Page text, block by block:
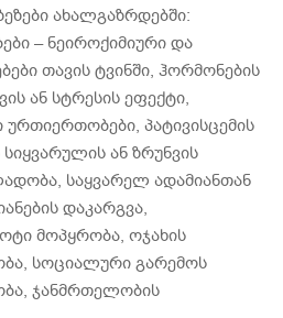
ახალგაზრდებში:
– ნეიროქიმიური და
თავის ტვინში, ჰორმონების
ან სტრესის ეფექტი,
პატივისცემის
ან ზრუნვის
საყვარელ ადამიანთან
დაკარგვა,
მოპყრობა, ოჯახის
სოციალური გარემოს
ჯანმრთელობის